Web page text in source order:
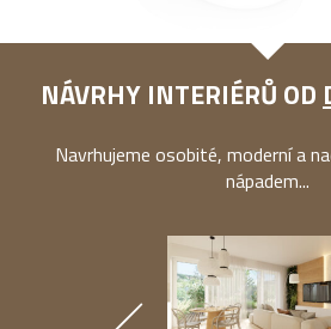
NÁVRHY INTERIÉRŮ OD
Navrhujeme osobité, moderní a
nápadem...